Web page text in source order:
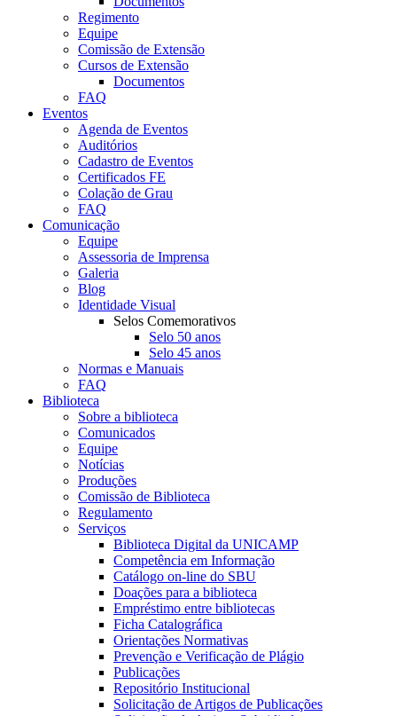
Regimento
Equipe
Comissão de Extensão
Cursos de Extensão
Documentos
FAQ
Eventos
Agenda de Eventos
Auditórios
Cadastro de Eventos
Certificados FE
Colação de Grau
FAQ
Comunicação
Equipe
Assessoria de Imprensa
Galeria
Blog
Identidade Visual
Selos Comemorativos
Selo 50 anos
Selo 45 anos
Normas e Manuais
FAQ
Biblioteca
Sobre a biblioteca
Comunicados
Equipe
Notícias
Produções
Comissão de Biblioteca
Regulamento
Serviços
Biblioteca Digital da UNICAMP
Competência em Informação
Catálogo on-line do SBU
Doações para a biblioteca
Empréstimo entre bibliotecas
Ficha Catalográfica
Orientações Normativas
Prevenção e Verificação de Plágio
Publicações
Repositório Institucional
Solicitação de Artigos de Publicações